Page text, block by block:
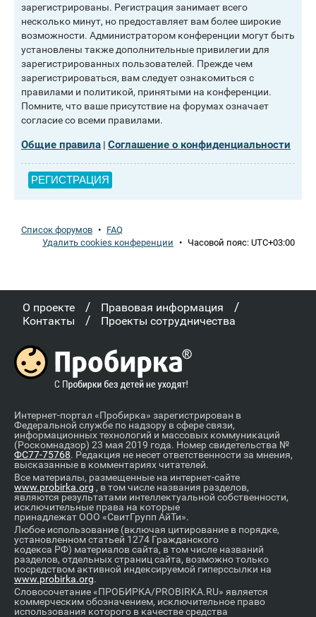
зарегистрированы. Регистрация занимает всего
несколько минут, но предоставляет вам более широкие
возможности. Администратором конференции могут быть
установлены также дополнительные привилегии для
зарегистрированных пользователей. Прежде чем
зарегистрироваться, вам следует ознакомиться с
правилами и политикой, принятыми на конференции.
Помните, что ваше присутствие на форумах означает
согласие со всеми правилами.
Общие правила | Соглашение о конфиденциальности
РЕГИСТРАЦИЯ
Список форумов • FAQ
Удалить cookies конференции • Часовой пояс: UTC+03:00
О проекте / Правовая информация /
Контакты / Проекты сотрудничества
Интернет-портал «Пробирка» зарегистрирован в
Федеральной службе по надзору в сфере связи,
информационных технологий и массовых коммуникаций
(Роскомнадзор) 23 мая 2019 года. Номер свидетельства №
ФС77-75768. Редакция не несет ответственности за мнения,
высказанные в комментариях читателей.
Все материалы, размещенные на интернет-сайте
www.probirka.org , в том числе названия разделов,
являются результатами интеллектуальной собственности,
исключительные права на которые
принадлежат ООО «СвитГрупп АйТи».
Любое использование (включая цитирование в порядке,
установленном статьей 1274 Гражданского
кодекса РФ) материалов сайта, в том числе названий
разделов, отдельных страниц сайта, возможно только
посредством активной индексируемой гиперссылки на
www.probirka.org.
Словосочетание «ПРОБИРКА/PROBIRKA.RU» является
коммерческим обозначением, исключительное право
использования которого в качестве средства